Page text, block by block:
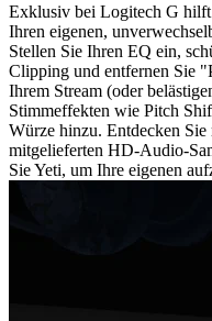
Exklusiv bei Logitech G
Ihren eigenen,
Stellen Sie Ihren EQ ein,
Clipping und entfernen Sie
Ihrem Stream (oder
Stimmeffekten wie Pitch
Würze hinzu. Entdecken
mitgelieferten HD-Audio-
Sie Yeti, um Ihre eigenen